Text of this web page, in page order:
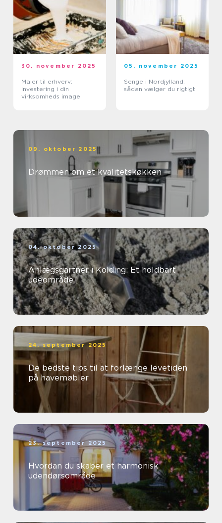
30. november 2025
Maler til erhverv:
Investering i din
virksomheds image
05. november 2025
Senge i Nordjylland:
sådan vælger du rigtigt
09. oktober 2025
Drømmen om et kvalitetskøkken
04. oktober 2025
Anlægsgartner i Kolding: Et holdbart
udeområde
24. september 2025
De bedste tips til at forlænge levetiden
på havemøbler
23. september 2025
Hvordan du skaber et harmonisk
udendørsområde